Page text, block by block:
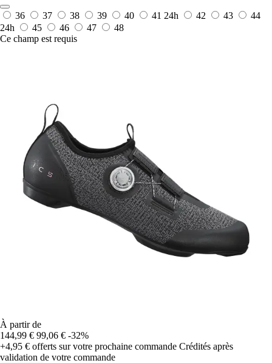
36 37 38 39 40 41 24h 42 43
44
24h
45 46 47
48
Ce champ est requis
À partir de
144,99 € 99,06 € -32%
+4,95 € offerts sur votre prochaine commande Crédités après
validation de votre commande